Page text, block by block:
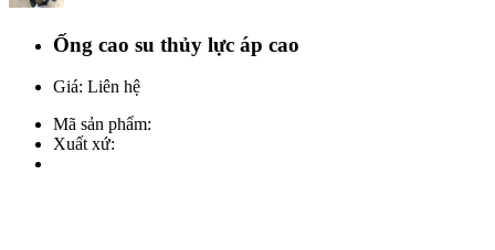
Ống cao su thủy lực áp cao
Giá: Liên hệ
Mã sản phẩm:
Xuất xứ: